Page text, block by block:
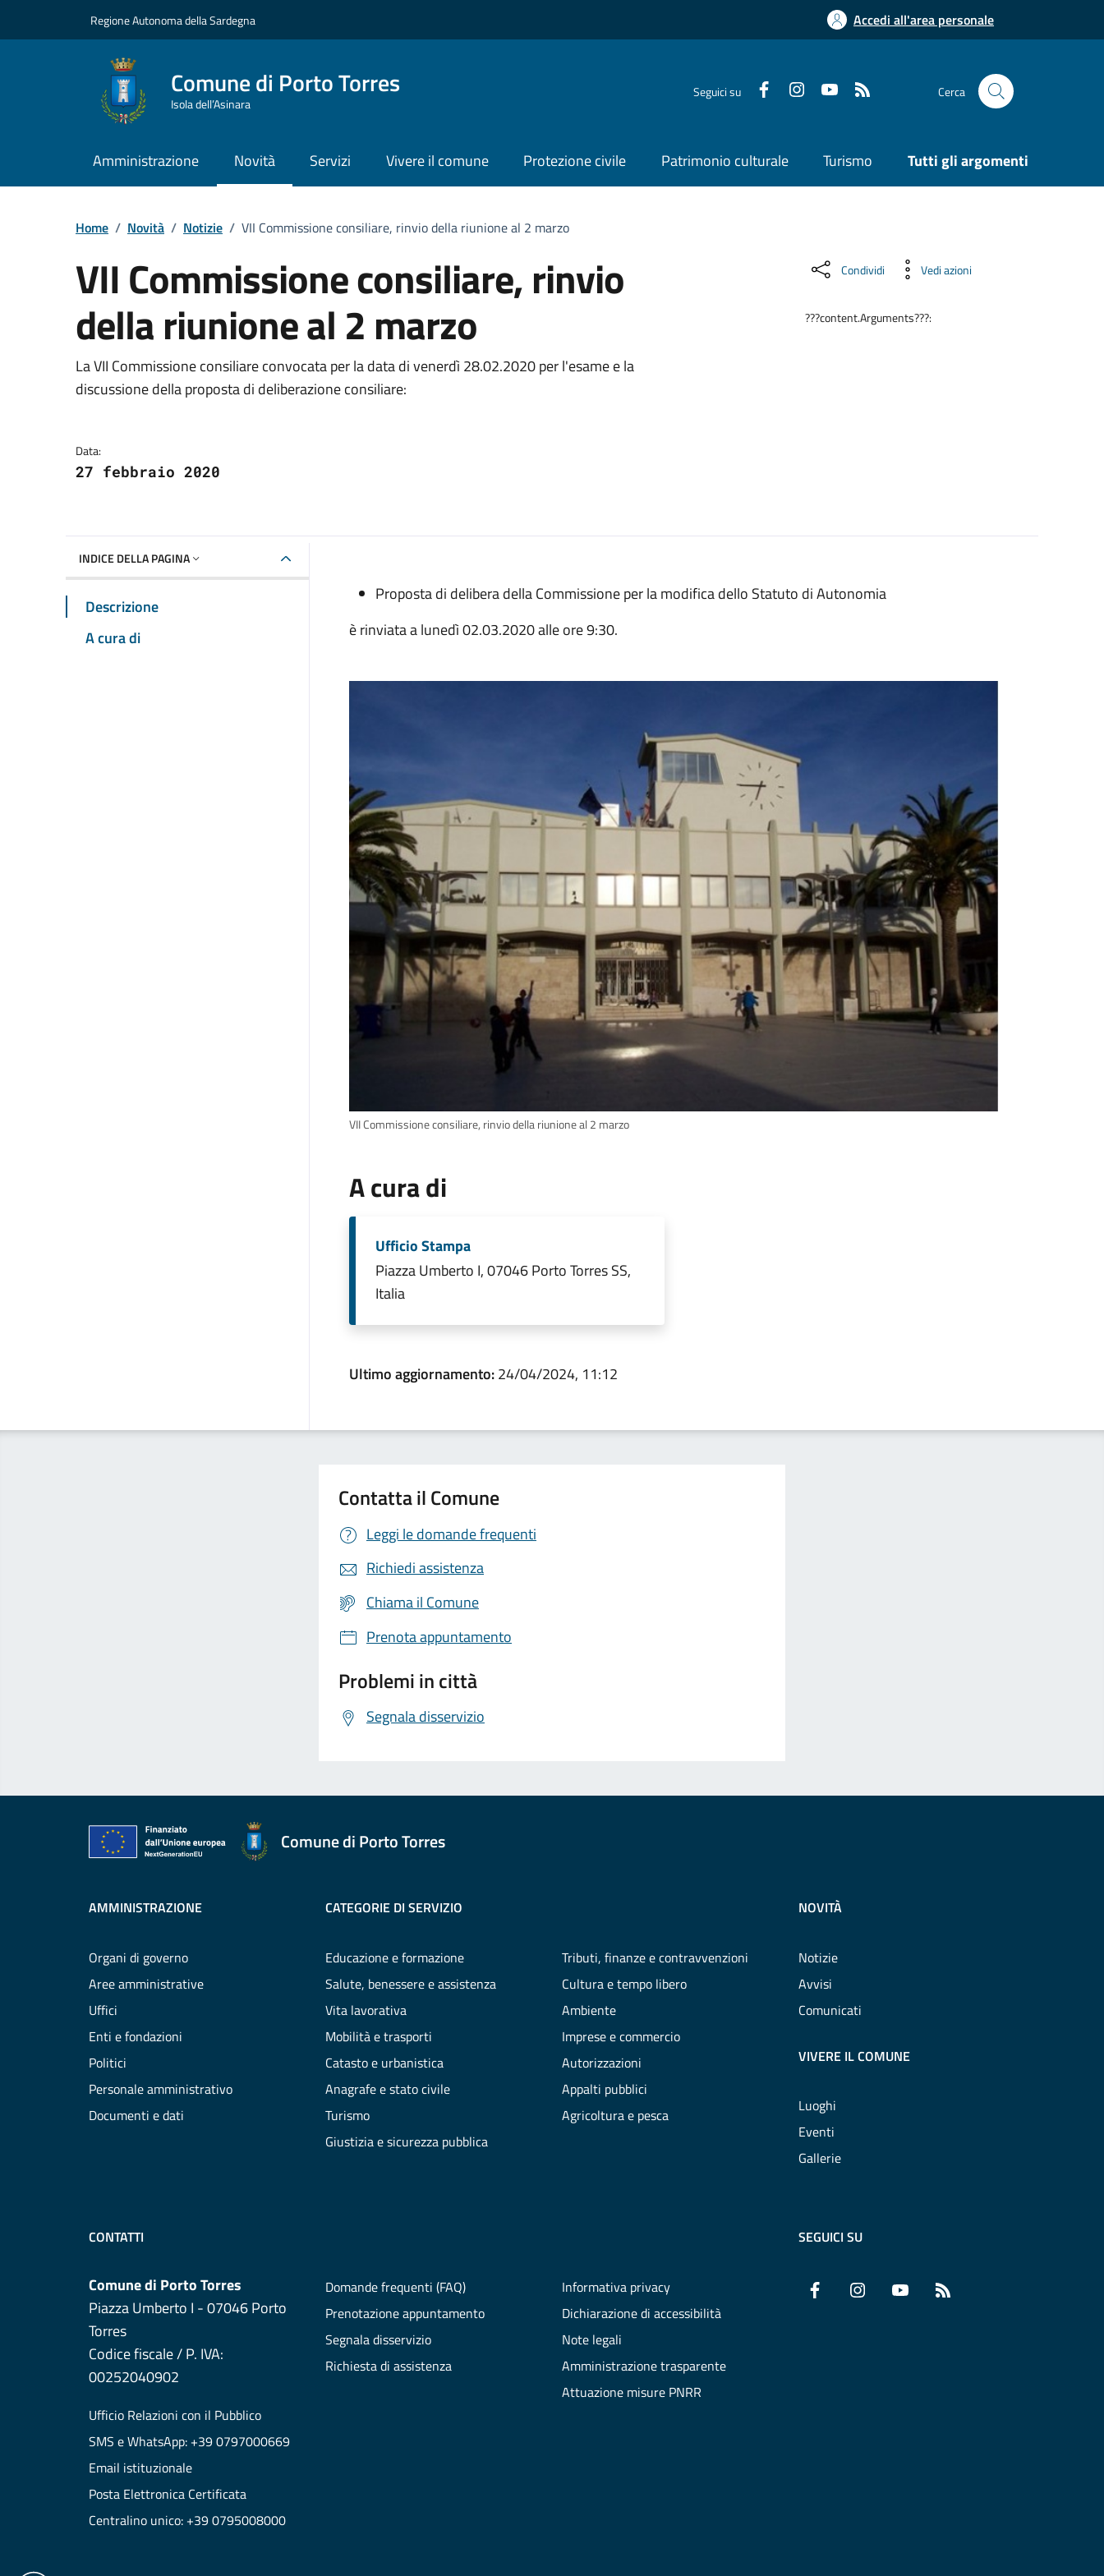
Regione Autonoma della Sardegna Accedi all'area personale
Comune di Porto Torres
Isola dell’Asinara
Seguici su Cerca
Amministrazione Novità Servizi Vivere il comune Protezione civile Patrimonio culturale Turismo Tutti gli argomenti
Home / Novità / Notizie / VII Commissione consiliare, rinvio della riunione al 2 marzo
VII Commissione consiliare, rinvio
della riunione al 2 marzo
Dettagli della notizia
La VII Commissione consiliare convocata per la data di venerdì 28.02.2020 per l'esame e la
discussione della proposta di deliberazione consiliare:
Data:
27 febbraio 2020
Condividi Vedi azioni
???content.Arguments???:
INDICE DELLA PAGINA
Descrizione
A cura di
Proposta di delibera della Commissione per la modifica dello Statuto di Autonomia
è rinviata a lunedì 02.03.2020 alle ore 9:30.
VII Commissione consiliare, rinvio della riunione al 2 marzo
A cura di
Ufficio Stampa
Piazza Umberto I, 07046 Porto Torres SS,
Italia
Ultimo aggiornamento:24/04/2024, 11:12
Contatta il Comune
Leggi le domande frequenti
Richiedi assistenza
Chiama il Comune
Prenota appuntamento
Problemi in città
Segnala disservizio
Comune di Porto Torres
AMMINISTRAZIONE
Organi di governo
Aree amministrative
Uffici
Enti e fondazioni
Politici
Personale amministrativo
Documenti e dati
CATEGORIE DI SERVIZIO
Educazione e formazione
Salute, benessere e assistenza
Vita lavorativa
Mobilità e trasporti
Catasto e urbanistica
Anagrafe e stato civile
Turismo
Giustizia e sicurezza pubblica
Tributi, finanze e contravvenzioni
Cultura e tempo libero
Ambiente
Imprese e commercio
Autorizzazioni
Appalti pubblici
Agricoltura e pesca
NOVITÀ
Notizie
Avvisi
Comunicati
VIVERE IL COMUNE
Luoghi
Eventi
Gallerie
CONTATTI
Comune di Porto Torres
Piazza Umberto I - 07046 Porto
Torres
Codice fiscale / P. IVA:
00252040902
Ufficio Relazioni con il Pubblico
SMS e WhatsApp: +39 0797000669
Email istituzionale
Posta Elettronica Certificata
Centralino unico: +39 0795008000
Domande frequenti (FAQ)
Prenotazione appuntamento
Segnala disservizio
Richiesta di assistenza
Informativa privacy
Dichiarazione di accessibilità
Note legali
Amministrazione trasparente
Attuazione misure PNRR
SEGUICI SU
Facebook InstagramYouTube